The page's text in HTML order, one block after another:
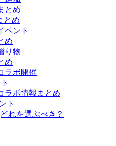
とめ
とめ
ベント
め
り物
め
ラボ開催
ラボ情報まとめ
ト
れを選ぶべき？